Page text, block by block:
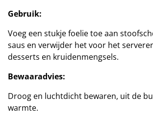
Gebruik:
Voeg een stukje foelie toe aan
saus en verwijder het voor het
desserts en kruidenmengsels.
Bewaaradvies:
Droog en luchtdicht bewaren, uit de
warmte.